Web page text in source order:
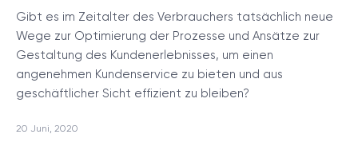
Gibt es im Zeitalter des Verbrauchers tatsächlich neue
Wege zur Optimierung der Prozesse und Ansätze zur
Gestaltung des Kundenerlebnisses, um einen
angenehmen Kundenservice zu bieten und aus
geschäftlicher Sicht effizient zu bleiben?
20 Juni, 2020